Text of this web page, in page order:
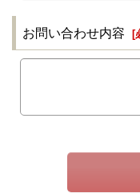
お問い合わせ内容 [